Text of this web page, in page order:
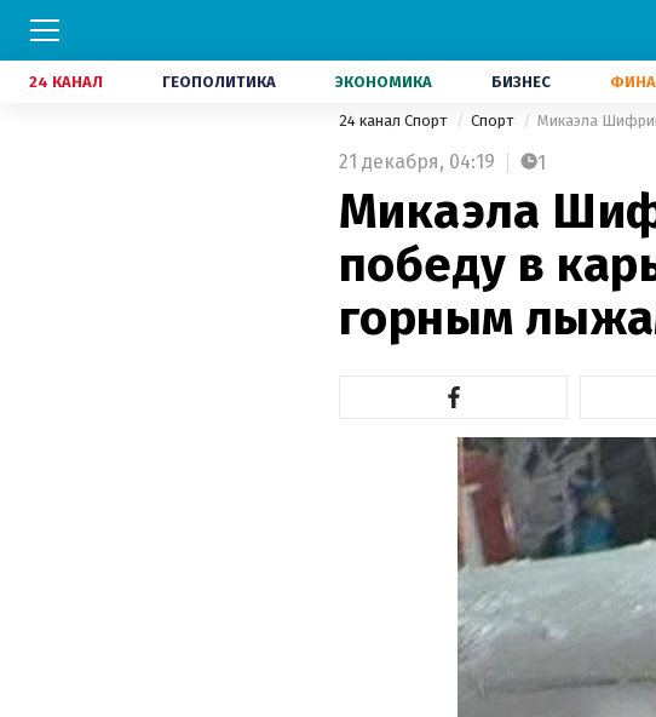
24 КАНАЛ ГЕОПОЛИТИКА ЭКОНОМИКА БИЗНЕС
24 канал Спорт Спорт Микаэла
21 декабря, 04:19 1
Микаэла
победу в
горным